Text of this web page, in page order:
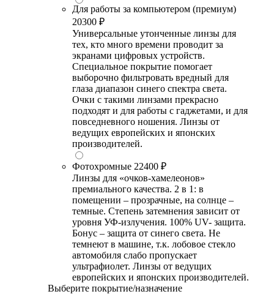
Для работы за компьютером (премиум)
20300 ₽
Универсальные утонченные линзы для
тех, кто много времени проводит за
экранами цифровых устройств.
Специальное покрытие помогает
выборочно фильтровать вредный для
глаза диапазон синего спектра света.
Очки с такими линзами прекрасно
подходят и для работы с гаджетами, и для
повседневного ношения. Линзы от
ведущих европейских и японских
производителей.
Фотохромные 22400 ₽
Линзы для «очков-хамелеонов»
премиального качества. 2 в 1: в
помещении – прозрачные, на солнце –
темные. Степень затемнения зависит от
уровня УФ-излучения. 100% UV- защита.
Бонус – защита от синего света. Не
темнеют в машине, т.к. лобовое стекло
автомобиля слабо пропускает
ультрафиолет. Линзы от ведущих
европейских и японских производителей.
Выберите покрытие/назначение